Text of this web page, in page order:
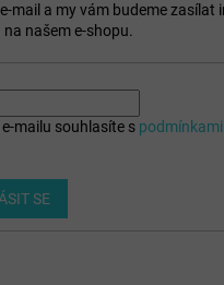
mail a my vám budeme zasílat
našem e-shopu.
mailu souhlasíte s
SE